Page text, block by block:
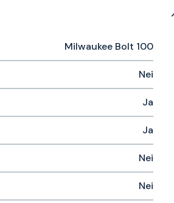
Milwaukee Bolt 100
Nei
Ja
Ja
Nei
Nei